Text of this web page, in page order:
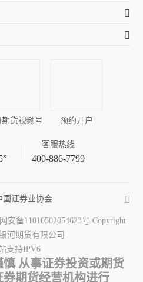
期货视频号 预约开户
客服热线
400-886-7799
国证券业协会
郑州商品交易所
深圳证券交易所
中国结算
中国证券报
货日报
和讯期货
安备11010502054623号 Copyright
河期货有限公司
支持IPV6
从事证券投资或期货
期货经营机构进行